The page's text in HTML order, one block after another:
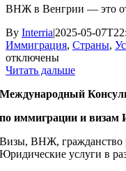
ВНЖ в Венгрии — это
By Interria|2025-05-
Иммиграция, Страны,
отключены
Читать дальше
Международный
по иммиграции и визам
Визы, ВНЖ, гражданство
Юридические услуги в